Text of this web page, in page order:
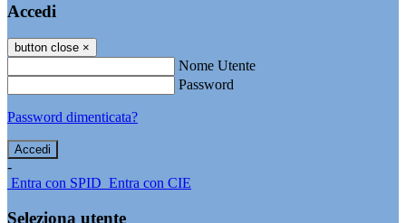
Accedi
button close ×
Nome Utente
Password
Password dimenticata?
-
Entra con SPID Entra con CIE
Seleziona utente